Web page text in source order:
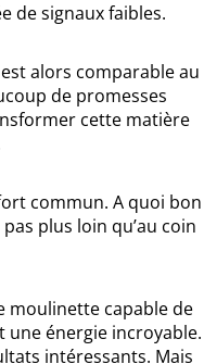
de signaux faibles.
alors comparable au
de promesses
cette matière
commun. A quoi bon
plus loin qu’au coin
moulinette capable de
une énergie incroyable.
intéressants. Mais